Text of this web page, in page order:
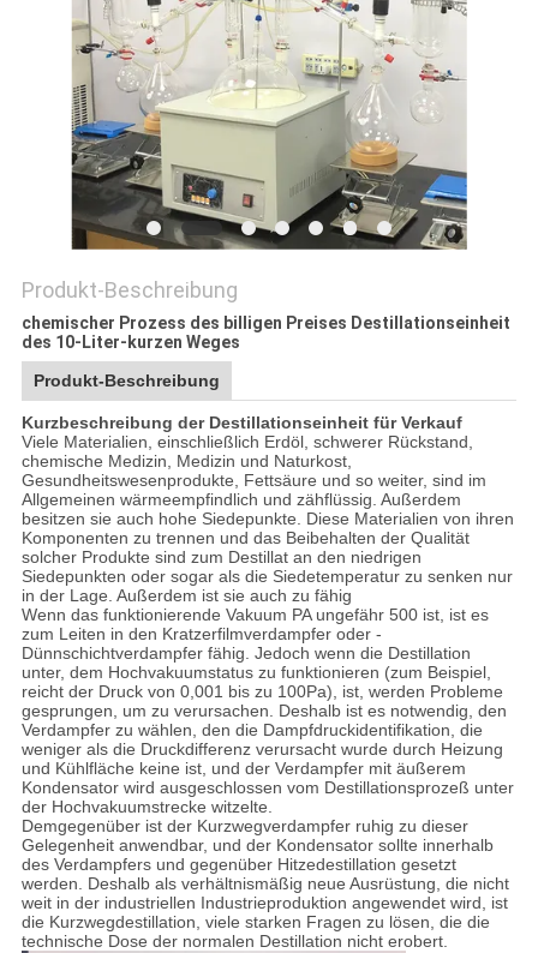
SITEMAP
DATENSCHUTZRICHTLINIE
Produkt-Beschreibung
chemischer Prozess des billigen Preises Destillationseinheit
des 10-Liter-kurzen Weges
Produkt-Beschreibung
Kurzbeschreibung der Destillationseinheit für Verkauf
Viele Materialien, einschließlich Erdöl, schwerer Rückstand,
chemische Medizin, Medizin und Naturkost,
Gesundheitswesenprodukte, Fettsäure und so weiter, sind im
Allgemeinen wärmeempfindlich und zähflüssig. Außerdem
besitzen sie auch hohe Siedepunkte. Diese Materialien von ihren
Komponenten zu trennen und das Beibehalten der Qualität
solcher Produkte sind zum Destillat an den niedrigen
Siedepunkten oder sogar als die Siedetemperatur zu senken nur
in der Lage. Außerdem ist sie auch zu fähig
Wenn das funktionierende Vakuum PA ungefähr 500 ist, ist es
zum Leiten in den Kratzerfilmverdampfer oder -
Dünnschichtverdampfer fähig. Jedoch wenn die Destillation
unter, dem Hochvakuumstatus zu funktionieren (zum Beispiel,
reicht der Druck von 0,001 bis zu 100Pa), ist, werden Probleme
gesprungen, um zu verursachen. Deshalb ist es notwendig, den
Verdampfer zu wählen, den die Dampfdruckidentifikation, die
weniger als die Druckdifferenz verursacht wurde durch Heizung
und Kühlfläche keine ist, und der Verdampfer mit äußerem
Kondensator wird ausgeschlossen vom Destillationsprozeß unter
der Hochvakuumstrecke witzelte.
Demgegenüber ist der Kurzwegverdampfer ruhig zu dieser
Gelegenheit anwendbar, und der Kondensator sollte innerhalb
des Verdampfers und gegenüber Hitzedestillation gesetzt
werden. Deshalb als verhältnismäßig neue Ausrüstung, die nicht
weit in der industriellen Industrieproduktion angewendet wird, ist
die Kurzwegdestillation, viele starken Fragen zu lösen, die die
technische Dose der normalen Destillation nicht erobert.